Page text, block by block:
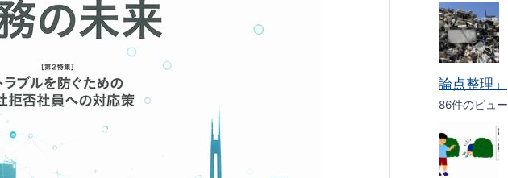
論点整理」
86件のビュー